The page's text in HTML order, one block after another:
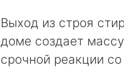
Выход из строя
доме создает
срочной реакции